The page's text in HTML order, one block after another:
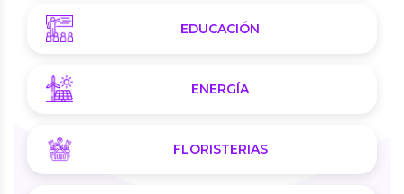
EDUCACIÓN
ENERGÍA
FLORISTERIAS